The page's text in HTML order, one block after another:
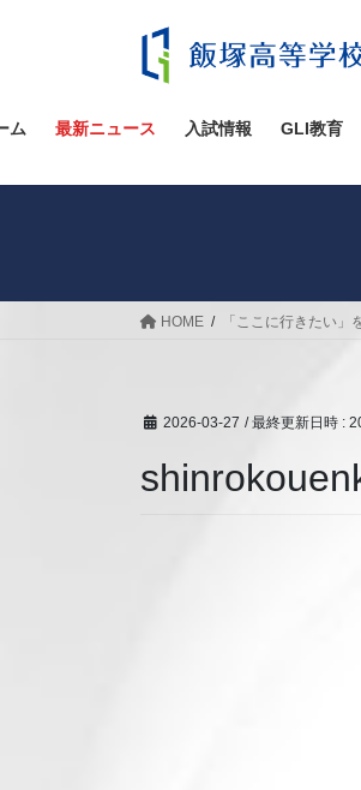
ツ
ス
シ
ン
ム 最新ニュース 入試情報 GLI教育
HOME 「ここに行きたい
2026-03-27 / 最終更新日時 :